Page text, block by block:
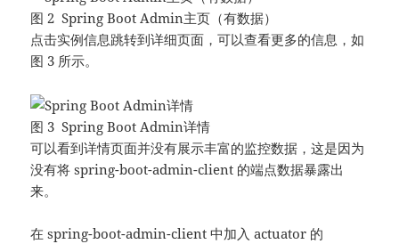
图 2 Spring Boot Admin主页（有数据）
点击实例信息跳转到详细页面，可以查看更多的信息，如
图 3 所示。
图 3 Spring Boot Admin详情
可以看到详情页面并没有展示丰富的监控数据，这是因为
没有将 spring-boot-admin-client 的端点数据暴露出
来。
在 spring-boot-admin-client 中加入 actuator 的